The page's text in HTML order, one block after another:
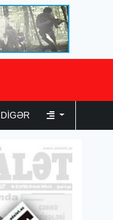
DIGƏR